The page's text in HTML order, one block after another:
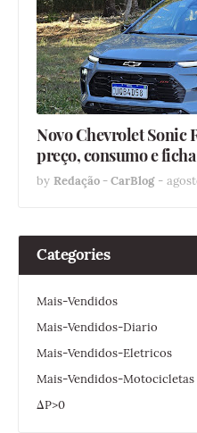
Novo Chevrolet Sonic
preço, consumo e
by Redação - CarBlog -
Categories
Mais-Vendidos
Mais-Vendidos-Diario
Mais-Vendidos-Eletricos
Mais-Vendidos-Motocicletas
ΔP>0